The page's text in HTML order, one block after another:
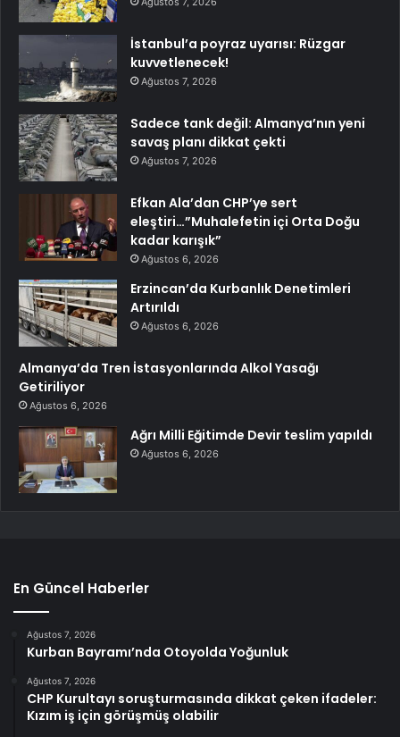
İstanbul’a poyraz uyarısı: Rüzgar
kuvvetlenecek!
Ağustos 7, 2026
Sadece tank değil: Almanya’nın yeni
savaş planı dikkat çekti
Ağustos 7, 2026
Efkan Ala’dan CHP’ye sert
eleştiri…”Muhalefetin içi Orta Doğu
kadar karışık”
Ağustos 6, 2026
Erzincan’da Kurbanlık Denetimleri
Artırıldı
Ağustos 6, 2026
Almanya’da Tren İstasyonlarında Alkol Yasağı
Getiriliyor
Ağustos 6, 2026
Ağrı Milli Eğitimde Devir teslim yapıldı
Ağustos 6, 2026
En Güncel Haberler
Ağustos 7, 2026
Kurban Bayramı’nda Otoyolda Yoğunluk
Ağustos 7, 2026
CHP Kurultayı soruşturmasında dikkat çeken ifadeler:
Kızım iş için görüşmüş olabilir